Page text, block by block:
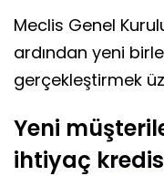
Meclis Genel
ardından yeni
gerçekleştirmek
Yeni
ihtiyaç